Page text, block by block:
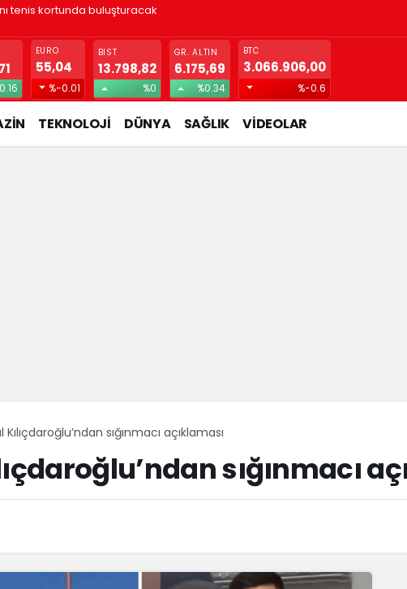
Gizlice yerleşen parazit, görme kaybına yol açıyor
EURO
55,04
%-0.01
BIST
13.798,82
%0
GR. ALTIN
6.175,69
%0.34
BTC
3.066.906,00
%-0.6
TEKNOLOJİ DÜNYA SAĞLIK VİDEOLAR
sığınmacı açıklaması
sığınmacı